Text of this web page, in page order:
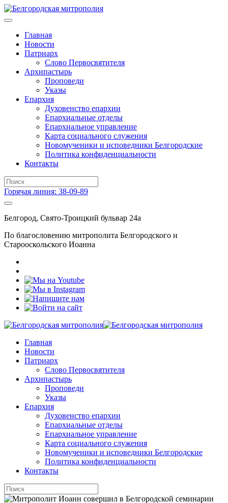
Главная
Новости
Патриарх
Слово Первосвятителя
Архипастырь
Проповеди
Указы
Епархия
Духовенство епархии
Епархиальные отделы
Епархиальное управление
Карта социального служения
Новомученики и исповедники Белгородские
Политика конфиденциальности
Контакты
Горячая линия: 38-09-89
Белгород, Свято-Троицкий бульвар 24а
По благословению митрополита Белгородского и
Старооскольского Иоанна
Главная
Новости
Патриарх
Слово Первосвятителя
Архипастырь
Проповеди
Указы
Епархия
Духовенство епархии
Епархиальные отделы
Епархиальное управление
Карта социального служения
Новомученики и исповедники Белгородские
Политика конфиденциальности
Контакты